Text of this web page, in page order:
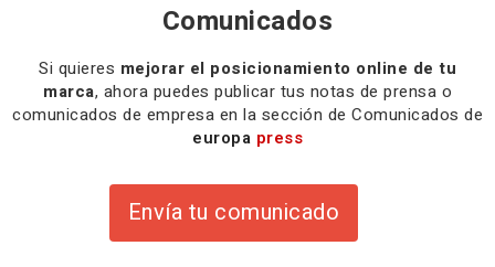
Comunicados
Si quieres mejorar el posicionamiento online de tu
marca, ahora puedes publicar tus notas de prensa o
comunicados de empresa en la sección de Comunicados de
europa press
Envía tu comunicado